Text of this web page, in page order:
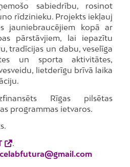
sabiedrību, rosinot
rīdzinieku. Projekts iekļauj
jauniebraucējiem kopā ar
pārstāvjiem, lai iepazītu
tradīcijas un dabu, veselīga
un sporta aktivitātes,
lietderīgu brīvā laika
Rīgas pilsētas
programmas ietvaros.
.